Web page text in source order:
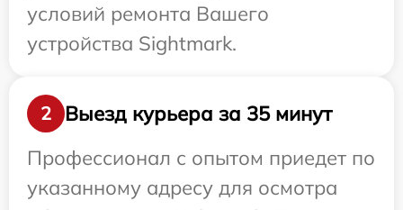
условий ремонта Вашего
устройства Sightmark.
2
Выезд курьера за 35 минут
Профессионал с опытом приедет по
указанному адресу для осмотра